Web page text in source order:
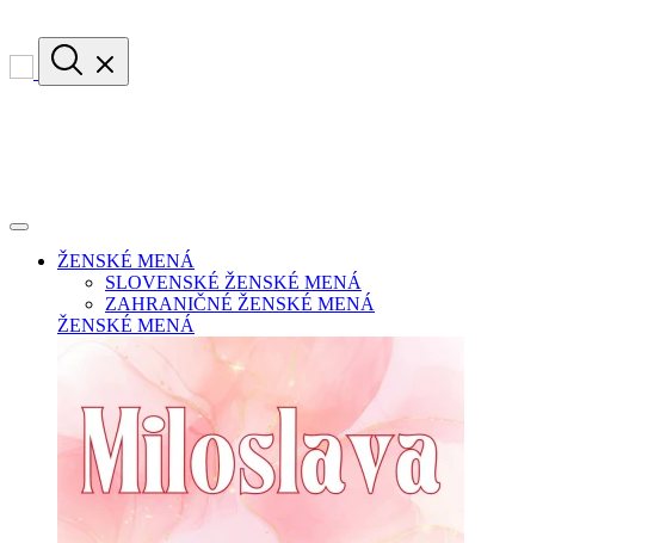
ŽENSKÉ MENÁ
SLOVENSKÉ ŽENSKÉ MENÁ
ZAHRANIČNÉ ŽENSKÉ MENÁ
ŽENSKÉ MENÁ